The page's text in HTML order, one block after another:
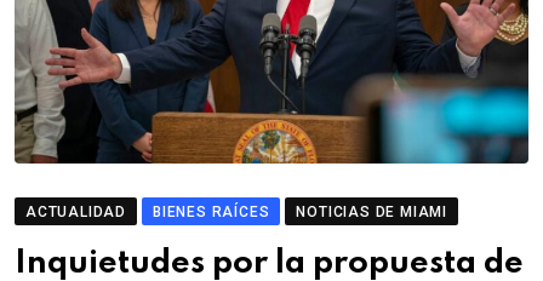
ACTUALIDAD BIENES RAÍCES NOTICIAS DE MIAMI
Inquietudes por la propuesta de